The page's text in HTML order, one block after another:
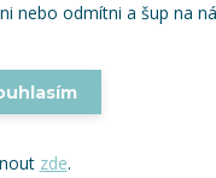
nebo odmítni a šup na
zde.